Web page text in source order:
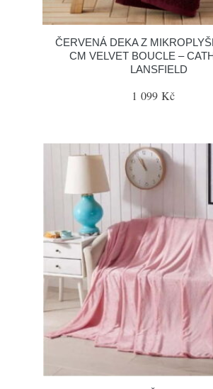
ČERVENÁ DEKA Z
CM VELVET BOUCLE –
LANSFIELD
1 099 Kč